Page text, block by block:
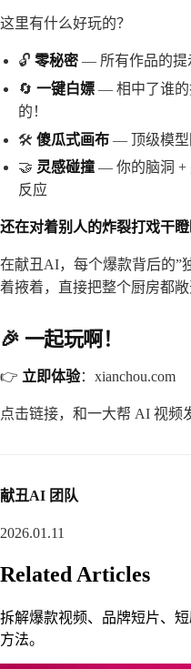
这里有什么好玩的？
🔓 零秘密 — 所有作品的提
🔄 一键白嫖 — 相中了谁的
的！
🛠️ 傻瓜式画布 — 顶级模型
🤝 灵感碰撞 — 你的脑洞 +
反应
还在对着别人的炸裂打戏干
在献丑AI，每个爆款背后的
着掖着，直接把整个厨房都敞
🎉 一起玩啊！​
👉 立即体验：xianchou.com
点击链接，和一大帮 AI 视频
献丑AI 团队
2026.01.11
Related Articles
拆解爆款视频、品牌短片、
方法。